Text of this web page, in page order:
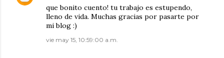
que bonito cuento! tu trabajo es estupendo,
lleno de vida. Muchas gracias por pasarte por
mi blog :)
vie may 15, 10:59:00 a.m.